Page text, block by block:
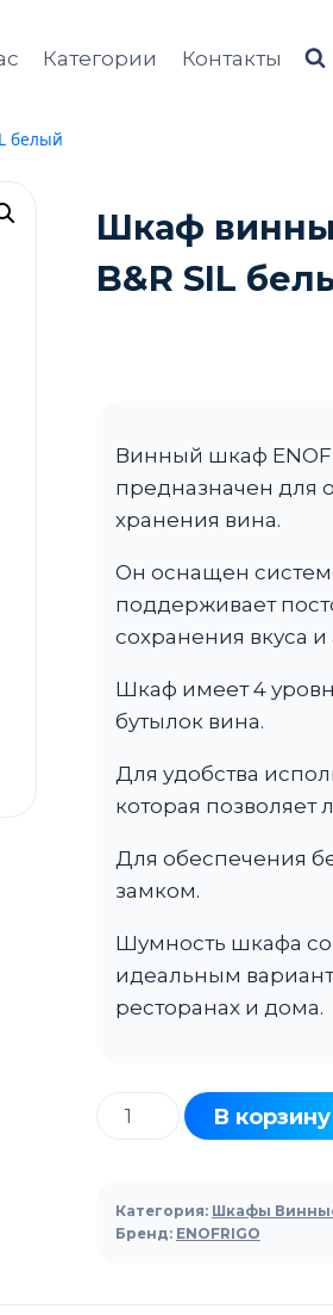
Категории Контакты
белый
Шкаф
B&R SIL
Винный шкаф
предназначен для
хранения вина.
Он оснащен
поддерживает
сохранения вкуса
Шкаф имеет 4
бутылок вина.
Для удобства
которая позволяет
Для обеспечения
замком.
Шумность шкафа
идеальным
ресторанах и дома.
Количество
товара
винный
ENOFRIGO
B&R
В корзину
Категория: Шкафы
Бренд: ENOFRIGO